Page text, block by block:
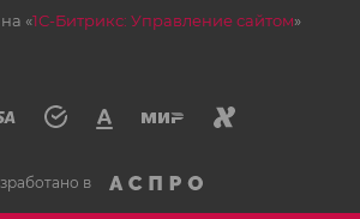
«1С-Битрикс: Управление сайтом»
в